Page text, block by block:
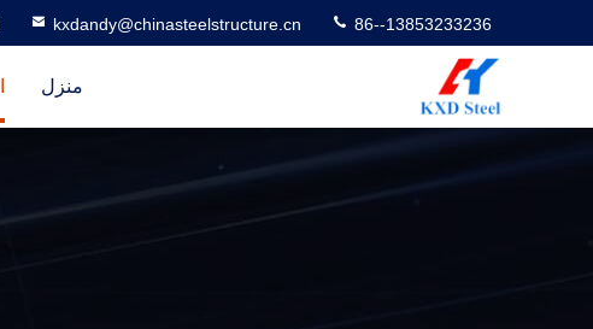
kxdandy@chinasteelstructure.cn 86--13853233236
منزل